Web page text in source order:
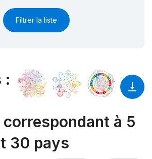
Filtrer la liste
:
à 5
30 pays